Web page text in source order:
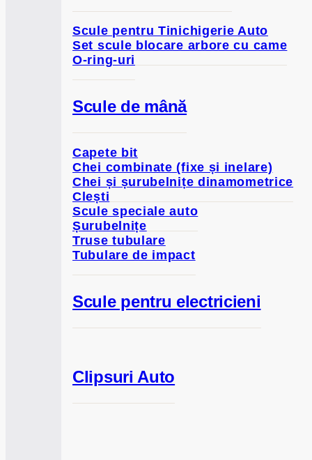
Scule pentru Tinichigerie Auto
Set scule blocare arbore cu came
O-ring-uri
Scule de mână
Capete bit
Chei combinate (fixe și inelare)
Chei și șurubelnițe dinamometrice
Clești
Scule speciale auto
Șurubelnițe
Truse tubulare
Tubulare de impact
Scule pentru electricieni
Clipsuri Auto